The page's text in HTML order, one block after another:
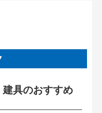
具のおすすめ